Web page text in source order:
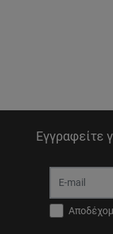
Εγγραφείτε